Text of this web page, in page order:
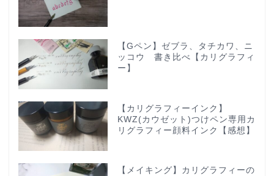
【Gペン】ゼブラ、タチカワ、ニ
ッコウ 書き比べ【カリグラフィ
ー】
【カリグラフィーインク】
KWZ(カウゼット)つけペン専用カ
リグラフィー顔料インク【感想】
【メイキング】カリグラフィーの